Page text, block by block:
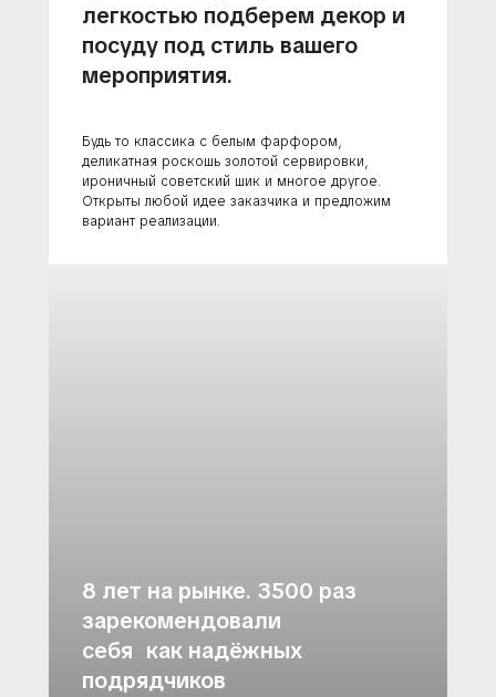
легкостью подберем декор и
посуду под стиль вашего
мероприятия.
Будь то классика с белым фарфором,
деликатная роскошь золотой сервировки,
ироничный советский шик и многое другое.
Открыты любой идее заказчика и предложим
вариант реализации.
8 лет на рынке. 3500 раз
зарекомендовали
себя как надёжных
подрядчиков